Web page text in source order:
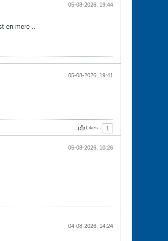
05-08-2026, 19:44
en mere ..
05-08-2026, 19:41
Likes 1
05-08-2026, 10:26
04-08-2026, 14:24